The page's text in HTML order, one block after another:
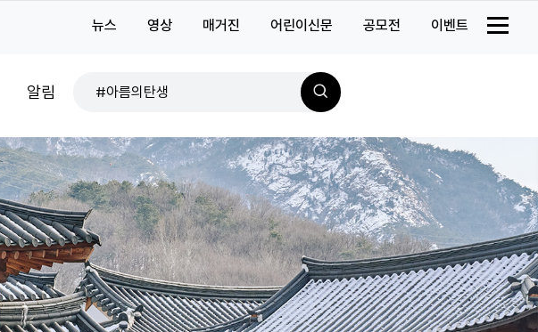
뉴스 영상 매거진 어린이신문 공모전 이벤트
알림
검
색
#서울소식
#취향의발견
#기획
#감성사진관
#로컬의시간
#서울산책
#매력서울